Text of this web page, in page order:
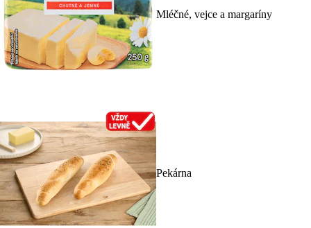
Mléčné, vejce a margaríny
Pekárna